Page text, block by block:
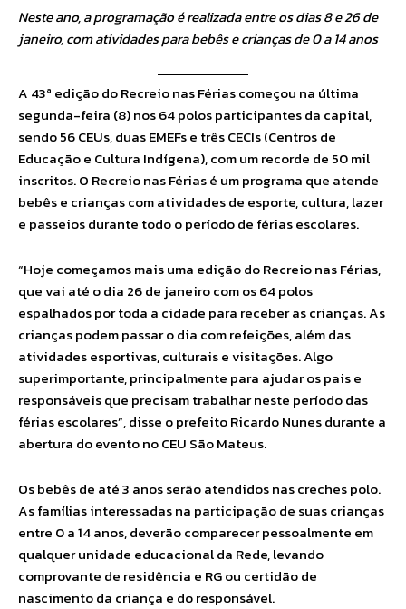
Neste ano, a programação é realizada entre os dias 8 e 26 de
janeiro, com atividades para bebês e crianças de 0 a 14 anos
A 43ª edição do Recreio nas Férias começou na última
segunda-feira (8) nos 64 polos participantes da capital,
sendo 56 CEUs, duas EMEFs e três CECIs (Centros de
Educação e Cultura Indígena), com um recorde de 50 mil
inscritos. O Recreio nas Férias é um programa que atende
bebês e crianças com atividades de esporte, cultura, lazer
e passeios durante todo o período de férias escolares.
“Hoje começamos mais uma edição do Recreio nas Férias,
que vai até o dia 26 de janeiro com os 64 polos
espalhados por toda a cidade para receber as crianças. As
crianças podem passar o dia com refeições, além das
atividades esportivas, culturais e visitações. Algo
superimportante, principalmente para ajudar os pais e
responsáveis que precisam trabalhar neste período das
férias escolares”, disse o prefeito Ricardo Nunes durante a
abertura do evento no CEU São Mateus.
Os bebês de até 3 anos serão atendidos nas creches polo.
As famílias interessadas na participação de suas crianças
entre 0 a 14 anos, deverão comparecer pessoalmente em
qualquer unidade educacional da Rede, levando
comprovante de residência e RG ou certidão de
nascimento da criança e do responsável.